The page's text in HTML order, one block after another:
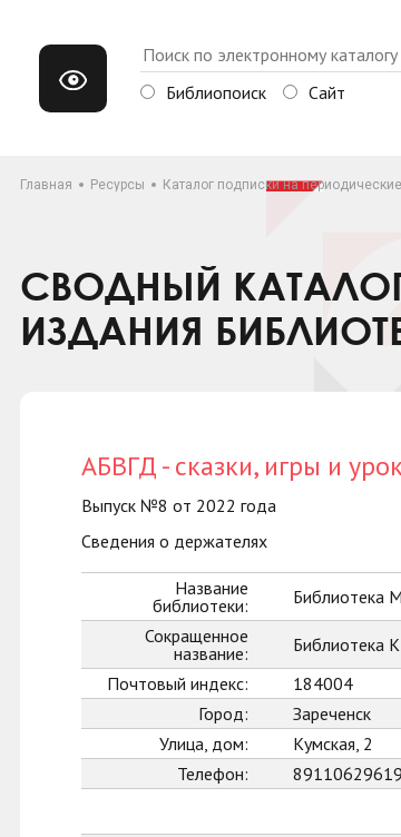
Библиопоиск Сайт
Главная Ресурсы Каталог подписки на
СВОДНЫЙ
ИЗДАНИЯ
АБВГД - сказки, игры и
Выпуск №8 от 2022 года
Сведения о держателях
Название
библиотеки:
Библиотека
Сокращенное
название:
Библиотека
Почтовый индекс:
184004
Город:
Зареченск
Улица, дом:
Кумская, 2
Телефон:
89110629619